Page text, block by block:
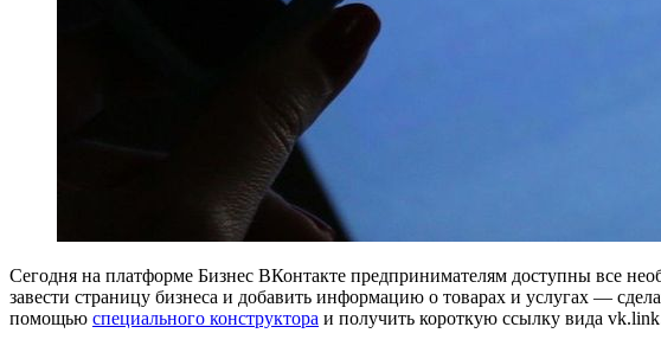
Сегодня на платформе Бизнес ВКонтакте предпринимателям доступны все
завести страницу бизнеса и добавить информацию о товарах и услугах —
помощью специального конструктора и получить короткую ссылку вида